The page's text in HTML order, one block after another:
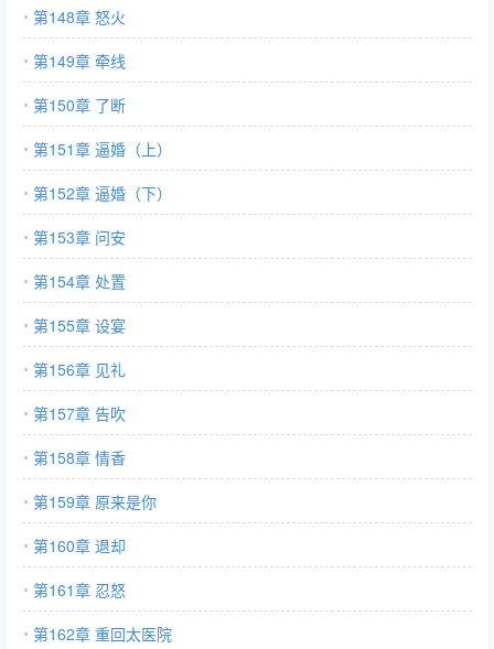
第148章 怒火
第149章 牵线
第150章 了断
第151章 逼婚（上）
第152章 逼婚（下）
第153章 问安
第154章 处置
第155章 设宴
第156章 见礼
第157章 告吹
第158章 情香
第159章 原来是你
第160章 退却
第161章 忍怒
第162章 重回太医院